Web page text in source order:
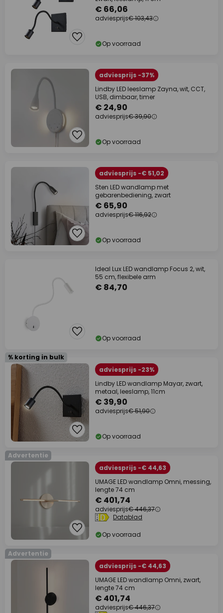
€ 66,06
adviesprijs€ 103,43
Op voorraad
adviesprijs -37%
Lindby LED leeslamp Zayna, wit, CCT,
USB, dimbaar, timer
€ 24,90
adviesprijs€ 39,90
Op voorraad
adviesprijs -€ 51,02
Sten LED wandlamp met
gebarenbediening, zwart
€ 65,90
adviesprijs€ 116,92
Op voorraad
Ideal Lux LED wandlamp Focus 2, wit,
55 cm, flexibele arm
€ 84,70
Op voorraad
% korting in bulk
adviesprijs -23%
Lindby LED wandlamp Mayar, zwart,
metaal, leeslamp, 11cm
€ 39,90
adviesprijs€ 51,90
Op voorraad
Advertentie
adviesprijs -€ 44,63
UMAGE LED wandlamp Omni, messing,
lengte 74 cm
€ 401,74
adviesprijs€ 446,37
Datablad
Op voorraad
Advertentie
adviesprijs -€ 44,63
UMAGE LED wandlamp Omni, zwart,
lengte 74 cm
€ 401,74
adviesprijs€ 446,37